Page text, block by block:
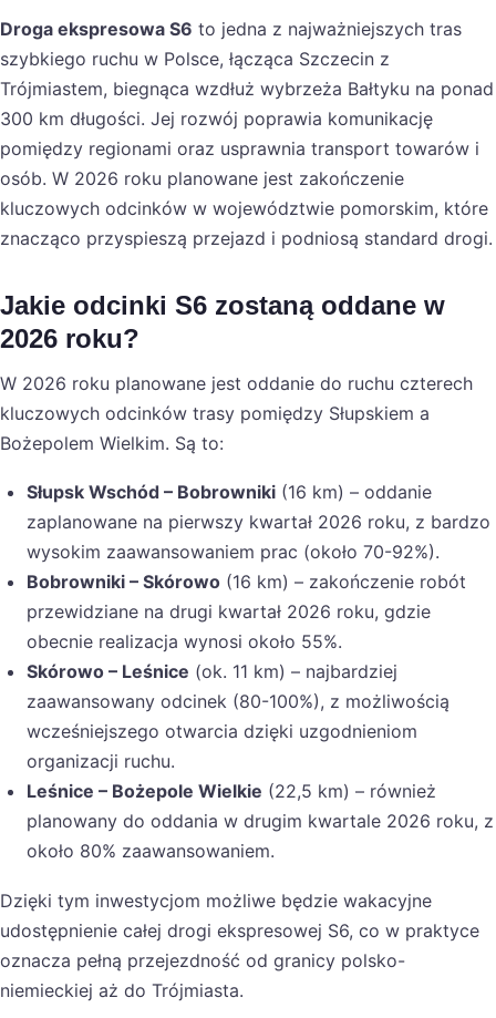
Droga ekspresowa S6 to jedna z najważniejszych tras
szybkiego ruchu w Polsce, łącząca Szczecin z
Trójmiastem, biegnąca wzdłuż wybrzeża Bałtyku na ponad
300 km długości. Jej rozwój poprawia komunikację
pomiędzy regionami oraz usprawnia transport towarów i
osób. W 2026 roku planowane jest zakończenie
kluczowych odcinków w województwie pomorskim, które
znacząco przyspieszą przejazd i podniosą standard drogi.
Jakie odcinki S6 zostaną oddane w
2026 roku?
W 2026 roku planowane jest oddanie do ruchu czterech
kluczowych odcinków trasy pomiędzy Słupskiem a
Bożepolem Wielkim. Są to:
Słupsk Wschód – Bobrowniki (16 km) – oddanie
zaplanowane na pierwszy kwartał 2026 roku, z bardzo
wysokim zaawansowaniem prac (około 70-92%).
Bobrowniki – Skórowo (16 km) – zakończenie robót
przewidziane na drugi kwartał 2026 roku, gdzie
obecnie realizacja wynosi około 55%.
Skórowo – Leśnice (ok. 11 km) – najbardziej
zaawansowany odcinek (80-100%), z możliwością
wcześniejszego otwarcia dzięki uzgodnieniom
organizacji ruchu.
Leśnice – Bożepole Wielkie (22,5 km) – również
planowany do oddania w drugim kwartale 2026 roku, z
około 80% zaawansowaniem.
Dzięki tym inwestycjom możliwe będzie wakacyjne
udostępnienie całej drogi ekspresowej S6, co w praktyce
oznacza pełną przejezdność od granicy polsko-
niemieckiej aż do Trójmiasta.